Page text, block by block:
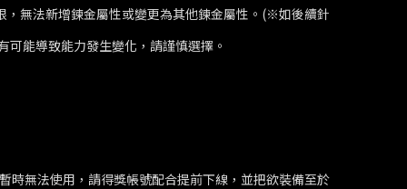
無法新增鍊金屬性或變更為其他鍊金屬性。(※如後續針
能導致能力發生變化，請謹慎選擇。
時無法使用，請得獎帳號配合提前下線，並把欲裝備至於